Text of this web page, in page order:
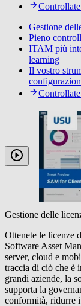
Gestione
Pieno
ITAM più
learning
Il vostro
Gestione delle
Ottenete le licenze
Software Asset
server, cloud e
traccia di ciò che è
grandi aziende, la
supporta la
conformità, ridurre